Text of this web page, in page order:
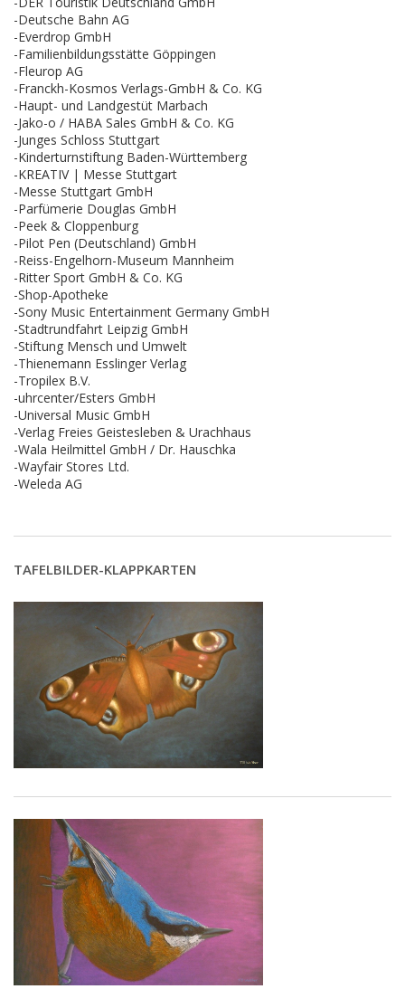
-Deutsche Bahn AG
-Everdrop GmbH
-Familienbildungsstätte Göppingen
-Fleurop AG
-Franckh-Kosmos Verlags-GmbH & Co. KG
-Haupt- und Landgestüt Marbach
-Jako-o / HABA Sales GmbH & Co. KG
-Junges Schloss Stuttgart
-Kinderturnstiftung Baden-Württemberg
-KREATIV | Messe Stuttgart
-Messe Stuttgart GmbH
-Parfümerie Douglas GmbH
-Peek & Cloppenburg
-Pilot Pen (Deutschland) GmbH
-Reiss-Engelhorn-Museum Mannheim
-Ritter Sport GmbH & Co. KG
-Shop-Apotheke
-Sony Music Entertainment Germany GmbH
-Stadtrundfahrt Leipzig GmbH
-Stiftung Mensch und Umwelt
-Thienemann Esslinger Verlag
-Tropilex B.V.
-uhrcenter/Esters GmbH
-Universal Music GmbH
-Verlag Freies Geistesleben & Urachhaus
-Wala Heilmittel GmbH / Dr. Hauschka
-Wayfair Stores Ltd.
-Weleda AG
TAFELBILDER-KLAPPKARTEN